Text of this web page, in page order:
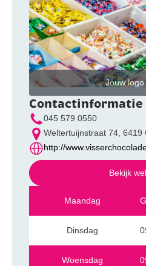
Jouw
Contactinformatie
045 579 0550
Weltertuijnstraat 74, 6419
http://
Bekijk
Maandag
Dinsdag
Woensdag